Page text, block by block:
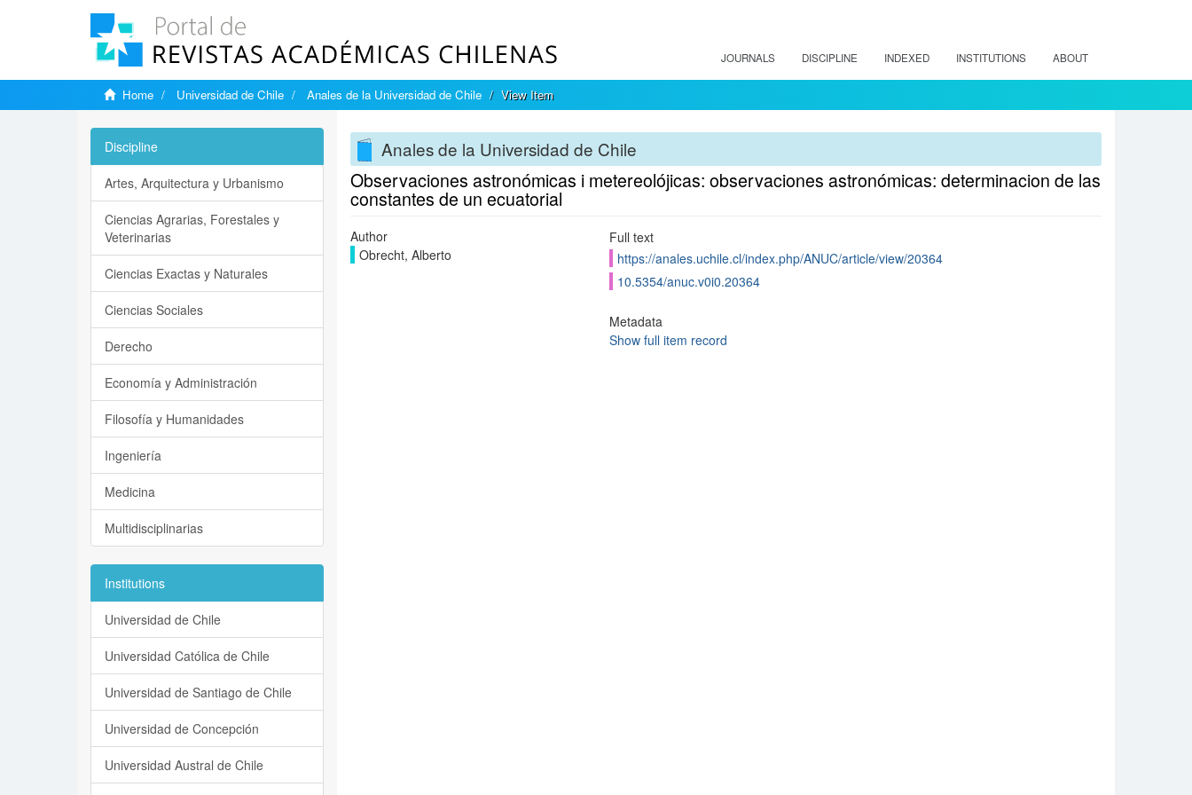
JOURNALS DISCIPLINE INDEXED INSTITUTIONS ABOUT
Home Universidad de Chile Anales de la Universidad de Chile View Item
Anales de la Universidad de Chile
Observaciones astronómicas i metereolójicas: observaciones astronómicas: determinacion de las
constantes de un ecuatorial
Author
Obrecht, Alberto
Full text
https://anales.uchile.cl/index.php/ANUC/article/view/20364
10.5354/anuc.v0i0.20364
Metadata
Show full item record
Discipline
Artes, Arquitectura y Urbanismo
Ciencias Agrarias, Forestales y
Veterinarias
Ciencias Exactas y Naturales
Ciencias Sociales
Derecho
Economía y Administración
Filosofía y Humanidades
Ingeniería
Medicina
Multidisciplinarias
Institutions
Universidad de Chile
Universidad Católica de Chile
Universidad de Santiago de Chile
Universidad de Concepción
Universidad Austral de Chile